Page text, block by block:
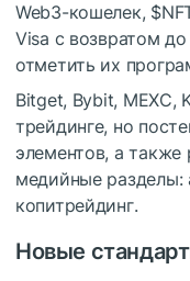
Web3-кошелек,
Visa с возвратом
отметить их
Bitget, Bybit, MEXC,
трейдинге, но
элементов, а также
медийные разделы:
копитрейдинг.
Новые